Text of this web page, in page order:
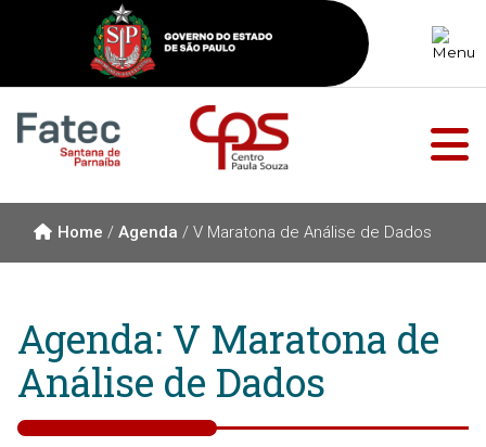
Home / Agenda / V Maratona de Análise de Dados
Agenda: V Maratona de
Análise de Dados